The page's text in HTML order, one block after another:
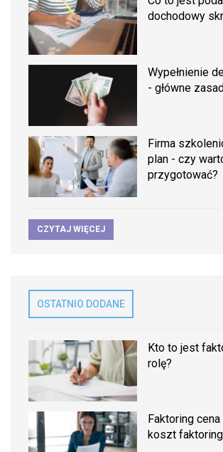
dochodowy
Wypełnienie
- główne
Firma
plan - czy
przygotować?
CZYTAJ WIĘCEJ
OSTATNIO DODANE
Kto to jest
rolę?
Faktoring
koszt